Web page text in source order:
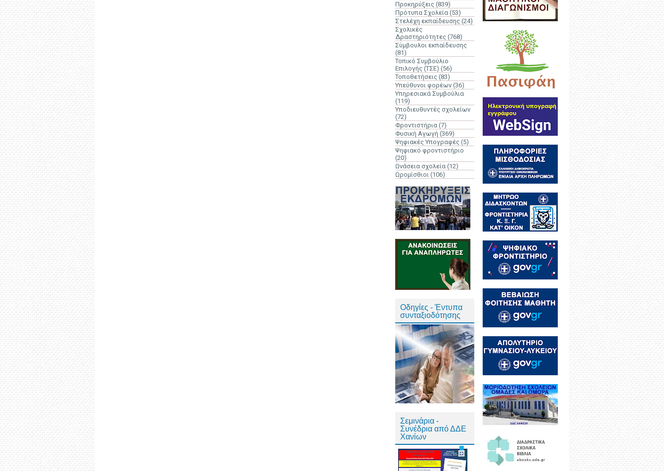
Προκηρύξεις (839)
Πρότυπα Σχολεία (53)
Στελέχη εκπαίδευσης (24)
Σχολικές
Δραστηριότητες (768)
Σύμβουλοι εκπαίδευσης
(81)
Τοπικό Συμβούλιο
Επιλογής (ΤΣΕ) (56)
Τοποθετήσεις (83)
Υπεύθυνοι φορέων (36)
Υπηρεσιακά Συμβούλια
(119)
Υποδιευθυντές σχολείων
(72)
Φροντιστήρια (7)
Φυσική Αγωγή (369)
Ψηφιακές Υπογραφές (5)
Ψηφιακό φροντιστήριο
(20)
Ωνάσεια σχολεία (12)
Ωρομίσθιοι (106)
Οδηγίες - Έντυπα
συνταξιοδότησης
Σεμινάρια -
Συνέδρια από ΔΔΕ
Χανίων